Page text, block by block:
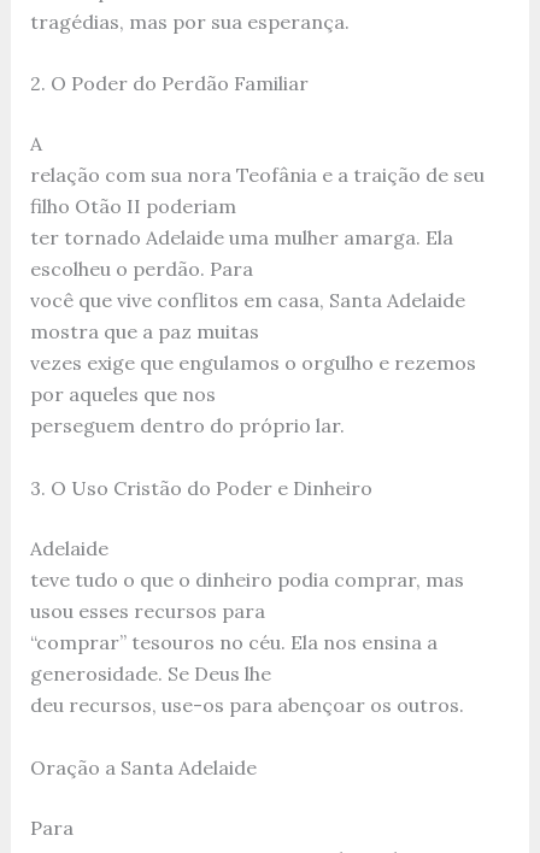
tragédias, mas por sua esperança.
2. O Poder do Perdão Familiar
A
relação com sua nora Teofânia e a traição de seu
filho Otão II poderiam
ter tornado Adelaide uma mulher amarga. Ela
escolheu o perdão. Para
você que vive conflitos em casa, Santa Adelaide
mostra que a paz muitas
vezes exige que engulamos o orgulho e rezemos
por aqueles que nos
perseguem dentro do próprio lar.
3. O Uso Cristão do Poder e Dinheiro
Adelaide
teve tudo o que o dinheiro podia comprar, mas
usou esses recursos para
“comprar” tesouros no céu. Ela nos ensina a
generosidade. Se Deus lhe
deu recursos, use-os para abençoar os outros.
Oração a Santa Adelaide
Para